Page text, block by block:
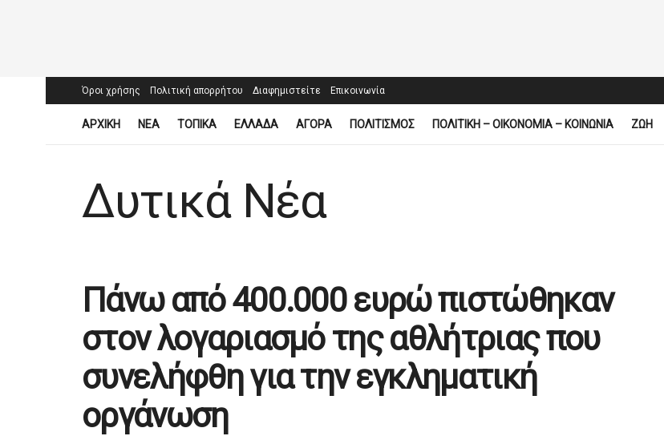
Όροι χρήσης Πολιτική απορρήτου Διαφημιστείτε Επικοινωνία
ΑΡΧΙΚΗ ΝΕΑ ΤΟΠΙΚΑ ΕΛΛΑΔΑ ΑΓΟΡΑ ΠΟΛΙΤΙΣΜΟΣ ΠΟΛΙΤΙΚΗ – ΟΙΚΟΝΟΜΙΑ – ΚΟΙΝΩΝΙΑ ΖΩΗ
Δυτικά Νέα
Πάνω από 400.000 ευρώ πιστώθηκαν
στον λογαριασμό της αθλήτριας που
συνελήφθη για την εγκληματική
οργάνωση